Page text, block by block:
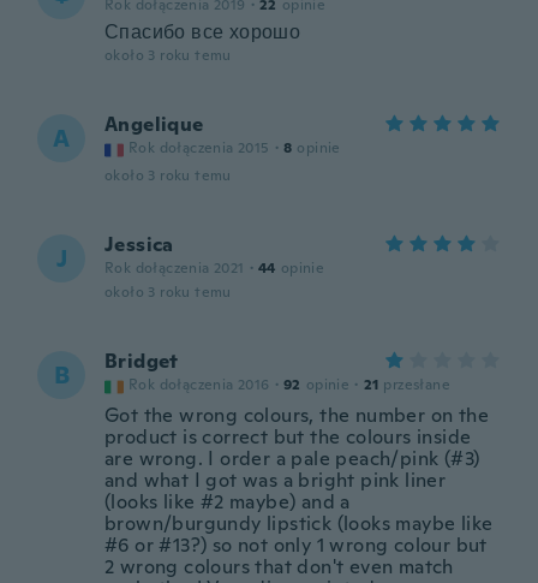
Rok dołączenia 2019 · 22 opinie
Спасибо все хорошо
około 3 roku temu
A Angelique
Rok dołączenia 2015 · 8 opinie
około 3 roku temu
J Jessica
Rok dołączenia 2021 · 44 opinie
około 3 roku temu
B Bridget
Rok dołączenia 2016 · 92 opinie · 21 przesłane
Got the wrong colours, the number on the
product is correct but the colours inside
are wrong. I order a pale peach/pink (#3)
and what I got was a bright pink liner
(looks like #2 maybe) and a
brown/burgundy lipstick (looks maybe like
#6 or #13?) so not only 1 wrong colour but
2 wrong colours that don't even match